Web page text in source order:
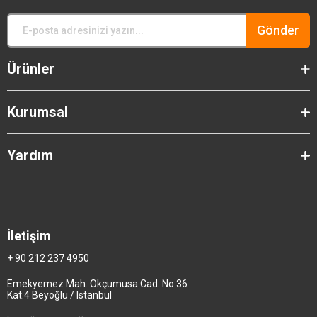
Gönder
Ürünler
Kurumsal
Yardım
İletişim
+ 90 212 237 4950
Emekyemez Mah. Okçumusa Cad. No.36
Kat.4 Beyoğlu / Istanbul